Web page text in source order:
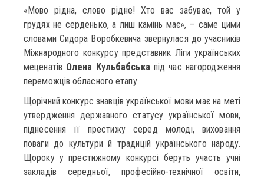
«Мово рiдна, слово рiдне! Хто вас забуває, той у
грудях не серденько, а лиш камiнь має», – саме цими
словами Сидора Воробкевича звернулася до учасників
Міжнародного конкурсу представник Ліги українських
меценатів Олена Кульбабськапід час нагородження
переможців обласного етапу.
Щорічний конкурс знавців української мови має на меті
утвердження державного статусу української мови,
піднесення її престижу серед молоді, виховання
поваги до культури й традицій українського народу.
Щороку у престижному конкурсі беруть участь учні
закладів середньої, професійно-технічної освіти,